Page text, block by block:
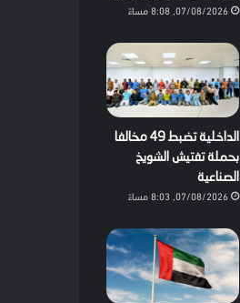
07/08/2026, 8:08 مساءً
الداخلية تضبط 49 مخالفا
بحملة تفتيش الشويخ
الصناعية
07/08/2026, 8:03 مساءً